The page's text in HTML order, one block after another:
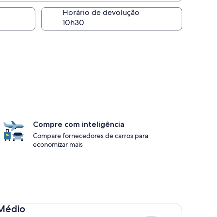
Horário de devolução
Compre com inteligência
Compare fornecedores de carros para
economizar mais
Toyota Corolla